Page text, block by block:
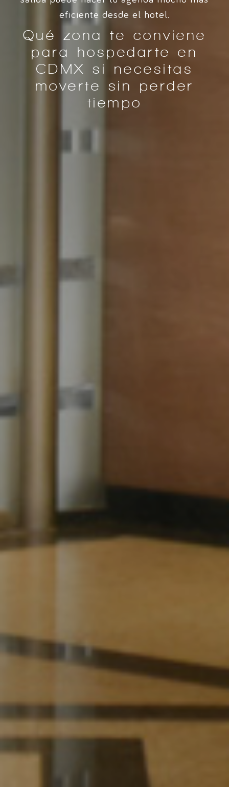
eficiente desde el hotel.
Qué zona te conviene
para hospedarte en
CDMX si necesitas
moverte sin perder
tiempo